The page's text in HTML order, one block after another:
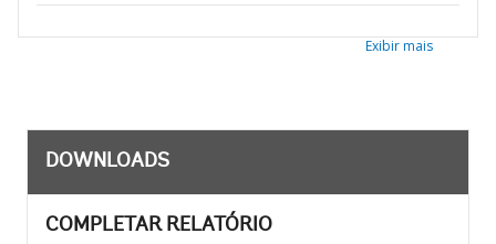
Exibir mais
DOWNLOADS
COMPLETAR RELATÓRIO